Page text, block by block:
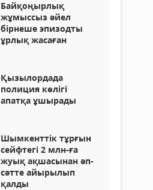
Байқоңырлық
жұмыссыз әйел
бірнеше эпизодты
ұрлық жасаған
Қызылордада
полиция көлігі
апатқа ұшырады
Шымкенттік тұрғын
сейфтегі 2 млн-ға
жуық ақшасынан әп-
сәтте айырылып
қалды